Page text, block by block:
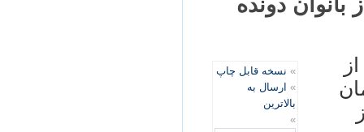
دونده
» نسخه قابل چاپ
» ارسال به
بالاترین
»